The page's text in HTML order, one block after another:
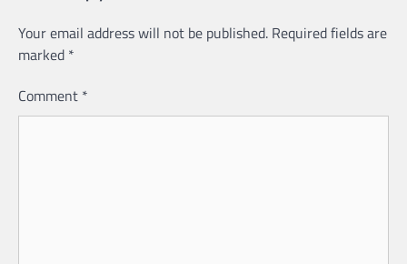
Your email address will not be published. Required fields are
marked *
Comment *